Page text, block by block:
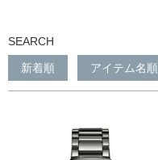
SEARCH
新着順 アイテム名順